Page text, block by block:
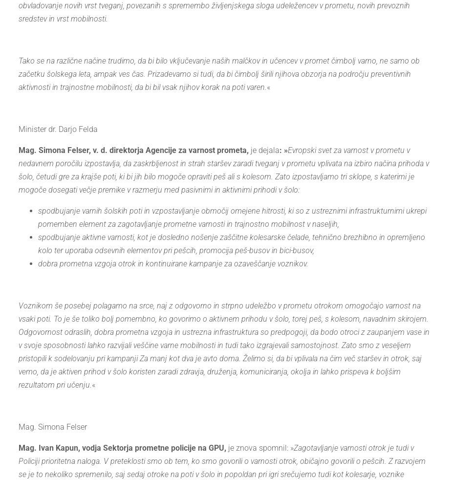
obvladovanje novih vrst tveganj, povezanih s spremembo življenjskega sloga udeležencev v prometu, novih prevoznih
sredstev in vrst mobilnosti.
Tako se na različne načine trudimo, da bi bilo vključevanje naših malčkov in učencev v promet čimbolj varno, ne samo ob
začetku šolskega leta, ampak ves čas. Prizadevamo si tudi, da bi čimbolj širili njihova obzorja na področju preventivnih
aktivnosti in trajnostne mobilnosti, da bi bil vsak njihov korak na poti varen. «
Minister dr. Darjo Felda
Mag. Simona Felser, v. d. direktorja Agencije za varnost prometa, je dejala: »Evropski svet za varnost v prometu v
nedavnem poročilu izpostavlja, da zaskrbljenost in strah staršev zaradi tveganj v prometu vplivata na izbiro načina prihoda v
šolo, četudi gre za krajše poti, ki bi jih bilo mogoče opraviti peš ali s kolesom. Zato izpostavljamo tri sklope, s katerimi je
mogoče dosegati večje premike v razmerju med pasivnimi in aktivnimi prihodi v šolo:
spodbujanje varnih šolskih poti in vzpostavljanje območij omejene hitrosti, ki so z ustreznimi infrastrukturnimi ukrepi
pomemben element za zagotavljanje prometne varnosti in trajnostno mobilnost v naseljih,
spodbujanje aktivne varnosti, kot je dosledno nošenje zaščitne kolesarske čelade, tehnično brezhibno in opremljeno
kolo ter uporaba odsevnih elementov pri pešcih, promocija peš-busov in bici-busov,
dobra prometna vzgoja otrok in kontinuirane kampanje za ozaveščanje voznikov.
Voznikom še posebej polagamo na srce, naj z odgovorno in strpno udeležbo v prometu otrokom omogočajo varnost na
vsaki poti. To je še toliko bolj pomembno, ko govorimo o aktivnem prihodu v šolo, torej peš, s kolesom, navadnim skirojem.
Odgovornost odraslih, dobra prometna vzgoja in ustrezna infrastruktura so predpogoji, da bodo otroci z zaupanjem vase in
v svoje sposobnosti lahko razvijali veščine varne mobilnosti in tudi tako izgrajevali samostojnost. Zato smo z veseljem
pristopili k sodelovanju pri kampanji Za manj kot dva je avto doma. Želimo si, da bi vplivala na čim več staršev in otrok, saj
vemo, da je aktiven prihod v šolo koristen zaradi zdravja, druženja, komuniciranja, okolja in lahko prispeva k boljšim
rezultatom pri učenju. «
Mag. Simona Felser
Mag. Ivan Kapun, vodja Sektorja prometne policije na GPU, je znova spomnil: »Zagotavljanje varnosti otrok je tudi v
Policiji prioritetna naloga. V preteklosti smo ob tem, ko smo govorili o varnosti otrok, običajno govorili o pešcih. Z razvojem
se je to nekoliko spremenilo, saj sedaj otroke na poti v šolo in popoldan pri igri srečujemo tudi kot kolesarje, voznike